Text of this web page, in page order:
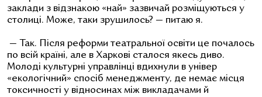
заклади з відзнакою «най» зазвичай розміщуються у
столиці. Може, таки зрушилось? — питаю я.
— Так. Після реформи театральної освіти це почалось
по всій країні, але в Харкові сталося якесь диво.
Молоді культурні управлінці вдихнули в універ
«екологічний» спосіб менеджменту, де немає місця
токсичності у відносинах між викладачами й